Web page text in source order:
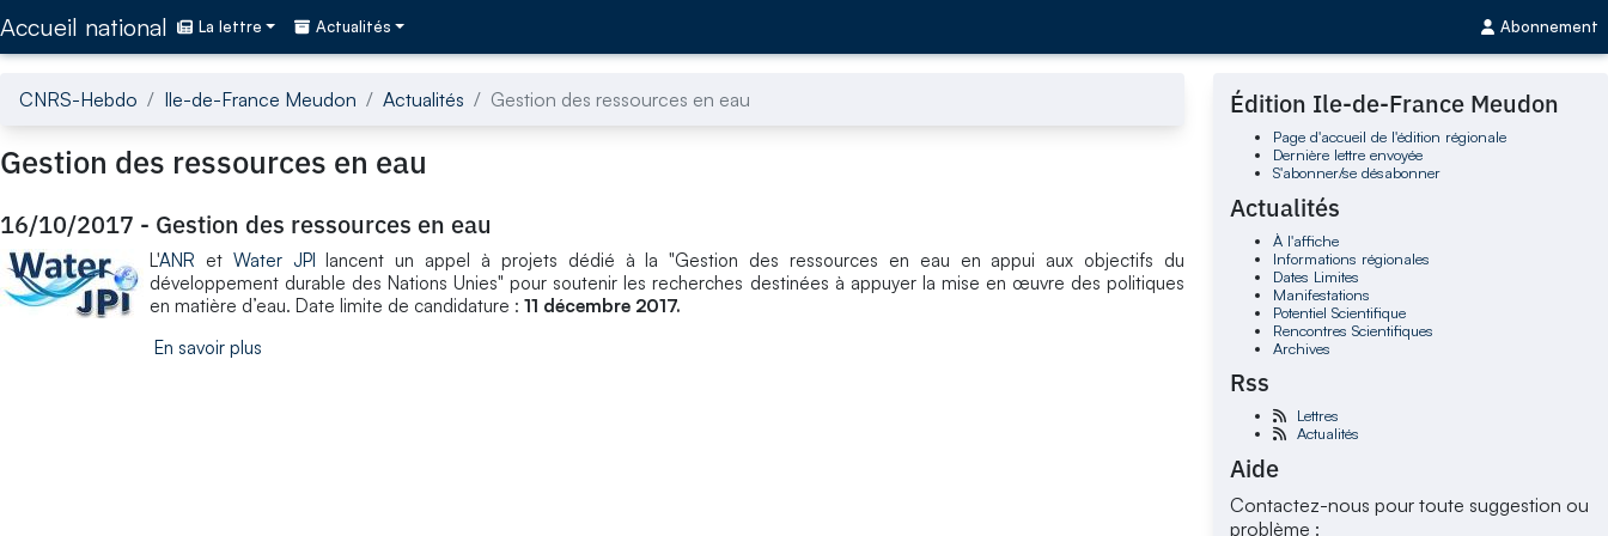
Accueil national La lettre Actualités Abonnement
CNRS-Hebdo Ile-de-France Meudon Actualités Gestion des ressources en eau
Gestion des ressources en eau
16/10/2017 - Gestion des ressources en eau
L'ANR et Water JPI lancent un appel à projets dédié à la "Gestion des ressources en eau en appui aux objectifs du
développement durable des Nations Unies" pour soutenir les recherches destinées à appuyer la mise en œuvre des politiques
en matière d’eau. Date limite de candidature : 11 décembre 2017.
En savoir plus
Édition Ile-de-France Meudon
Page d'accueil de l'édition régionale
Dernière lettre envoyée
S'abonner/se désabonner
Actualités
À l'affiche
Informations régionales
Dates Limites
Manifestations
Potentiel Scientifique
Rencontres Scientifiques
Archives
Rss
Lettres
Actualités
Aide
Contactez-nous pour toute suggestion ou
problème :